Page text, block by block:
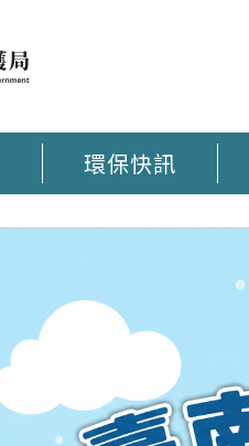
環保快訊
掌握 垃圾車即時動態